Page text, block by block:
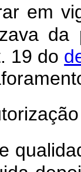
em
da
19 do